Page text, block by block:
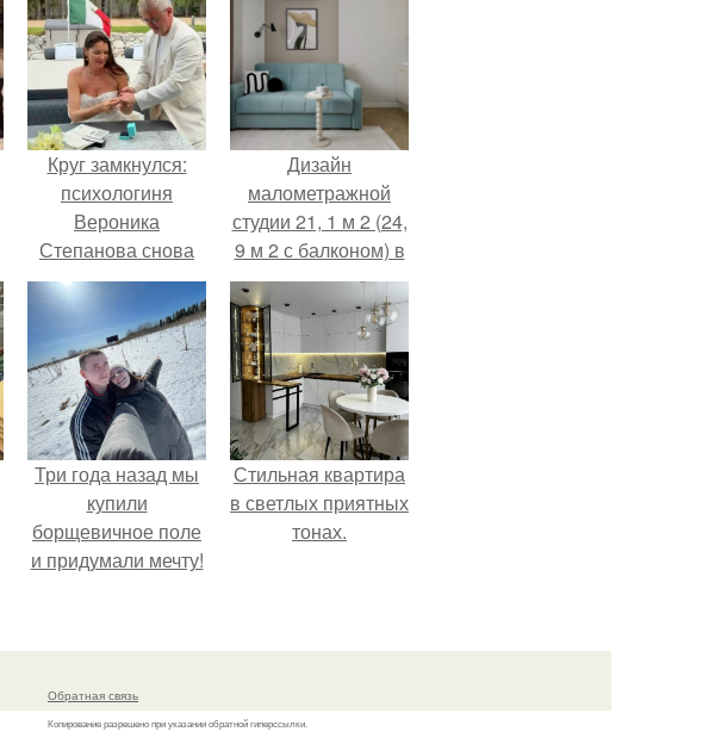
Круг замкнулся:
психологиня
Вероника
Степанова снова
вышла замуж за
собственного
бывшего мужа.
Дизайн
малометражной
студии 21, 1 м 2 (24,
9 м 2 с балконом) в
Краснодаре.
Три года назад мы
купили
борщевичное поле
и придумали мечту!
Стильная квартира
в светлых приятных
тонах.
Обратная связь
Копирование разрешено при указании обратной гиперссылки.